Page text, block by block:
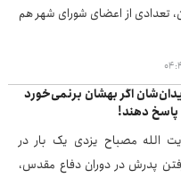
تعدادی از اعضای شورای شهر هم
اگر بهشان برنمی‌خورد
پاسخ دهند!
الله مصباح یزدی یک بار در
پدرش در دوران دفاع مقدس،